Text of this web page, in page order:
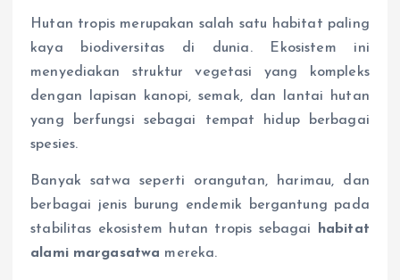
Hutan tropis merupakan salah satu habitat paling
kaya biodiversitas di dunia. Ekosistem ini
menyediakan struktur vegetasi yang kompleks
dengan lapisan kanopi, semak, dan lantai hutan
yang berfungsi sebagai tempat hidup berbagai
spesies.
Banyak satwa seperti orangutan, harimau, dan
berbagai jenis burung endemik bergantung pada
stabilitas ekosistem hutan tropis sebagai habitat
alami margasatwa mereka.